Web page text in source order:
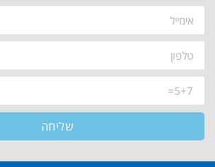
שליחה